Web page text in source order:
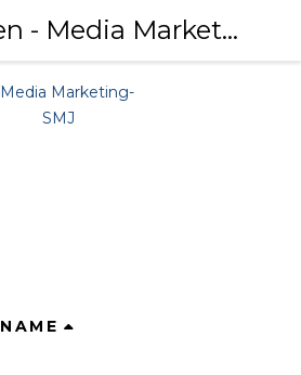
NAME
Leistungen - Media Marketing-SMJ